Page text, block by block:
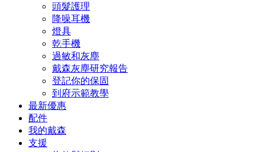
頭髮護理
降噪耳機
燈具
乾手機
過敏和灰塵
戴森灰塵研究報告
登記你的保固
到府示範教學
最新優惠
配件
我的戴森
支援